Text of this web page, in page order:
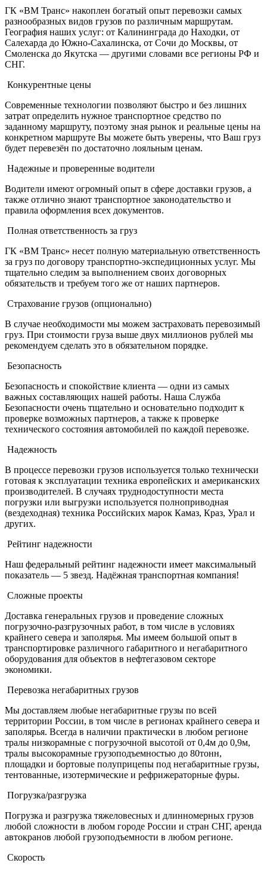
ГК «ВМ Транс» накоплен богатый опыт перевозки самых
разнообразных видов грузов по различным маршрутам.
География наших услуг: от Калининграда до Находки, от
Салехарда до Южно-Сахалинска, от Сочи до Москвы, от
Смоленска до Якутска — другими словами все регионы РФ и
СНГ.
Конкурентные цены
Современные технологии позволяют быстро и без лишних
затрат определить нужное транспортное средство по
заданному маршруту, поэтому зная рынок и реальные цены на
конкретном маршруте Вы можете быть уверены, что Ваш груз
будет перевезён по достаточно лояльным ценам.
Надежные и проверенные водители
Водители имеют огромный опыт в сфере доставки грузов, а
также отлично знают транспортное законодательство и
правила оформления всех документов.
Полная ответственность за груз
ГК «ВМ Транс» несет полную материальную ответственность
за груз по договору транспортно-экспедиционных услуг. Мы
тщательно следим за выполнением своих договорных
обязательств и требуем того же от наших партнеров.
Страхование грузов (опционально)
В случае необходимости мы можем застраховать перевозимый
груз. При стоимости груза выше двух миллионов рублей мы
рекомендуем сделать это в обязательном порядке.
Безопасность
Безопасность и спокойствие клиента — одни из самых
важных составляющих нашей работы. Наша Служба
Безопасности очень тщательно и основательно подходит к
проверке возможных партнеров, а также к проверке
технического состояния автомобилей по каждой перевозке.
Надежность
В процессе перевозки грузов используется только технически
готовая к эксплуатации техника европейских и американских
производителей. В случаях труднодоступности места
погрузки или выгрузки используется полноприводная
(вездеходная) техника Российских марок Камаз, Краз, Урал и
других.
Рейтинг надежности
Наш федеральный рейтинг надежности имеет максимальный
показатель — 5 звезд. Надёжная транспортная компания!
Сложные проекты
Доставка генеральных грузов и проведение сложных
погрузочно-разгрузочных работ, в том числе в условиях
крайнего севера и заполярья. Мы имеем большой опыт в
транспортировке различного габаритного и негабаритного
оборудования для объектов в нефтегазовом секторе
экономики.
Перевозка негабаритных грузов
Мы доставляем любые негабаритные грузы по всей
территории России, в том числе в регионах крайнего севера и
заполярья. Всегда в наличии практически в любом регионе
тралы низкорамные с погрузочной высотой от 0,4м до 0,9м,
тралы высокорамные грузоподъемностью до 80тонн,
площадки и бортовые полуприцепы под негабаритные грузы,
тентованные, изотермические и рефрижераторные фуры.
Погрузка/разгрузка
Погрузка и разгрузка тяжеловесных и длинномерных грузов
любой сложности в любом городе России и стран СНГ, аренда
автокранов любой грузоподъемности в любом регионе.
Скорость